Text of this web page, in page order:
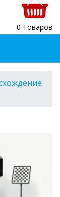
0 Товаров